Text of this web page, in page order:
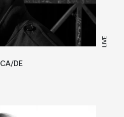
LIVE
CA/DE